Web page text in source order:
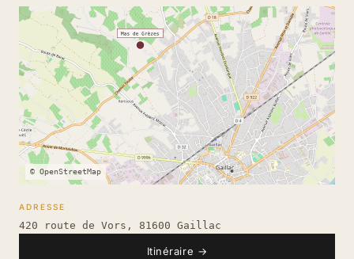
© OpenStreetMap
ADRESSE
420 route de Vors, 81600 Gaillac
Itinéraire →